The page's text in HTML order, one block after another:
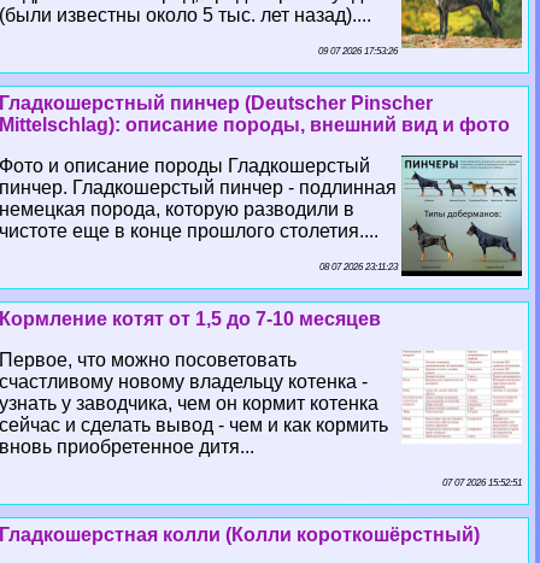
(были известны около 5 тыс. лет назад)....
09 07 2026 17:53:26
Гладкошерстный пинчер (Deutscher Pinscher
Mittelschlag): описание породы, внешний вид и фото
Фото и описание породы Гладкошерстый
пинчер. Гладкошерстый пинчер - подлинная
немецкая порода, которую разводили в
чистоте еще в конце прошлого столетия....
08 07 2026 23:11:23
Кормление котят от 1,5 до 7-10 месяцев
Первое, что можно посоветовать
счастливому новому владельцу котенка -
узнать у заводчика, чем он кормит котенка
сейчас и сделать вывод - чем и как кормить
вновь приобретенное дитя...
07 07 2026 15:52:51
Гладкошерстная колли (Колли короткошёрстный)